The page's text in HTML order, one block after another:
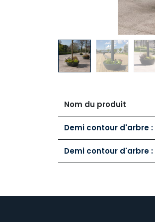
Nom du produit
Demi contour d'arbre :
Demi contour d'arbre